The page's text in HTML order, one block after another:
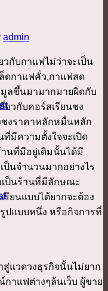
admin
วกับกาแฟไม่ว่าจะเป็น
ดกาแฟคั่ว,กาแฟสด
ลขึ้นมามากมายผิดกับ
วกับคอร์สเรียนชง
ชงราคาหลักหมื่นหลัก
มีความตั้งใจจะเปิด
นที่มีอยู่เดิมนั้นได้มี
ป็นจำนวนมากอย่างไร
เป็นร้านที่มีลักษณะ
ยนแบบได้ยากจะต้อง
ปแบบหนึ่ง หรือกิจการที่
แวดวงธุรกิจนั้นไม่ยาก
าแฟต่างๆล้นเว็บ ผู้ขาย